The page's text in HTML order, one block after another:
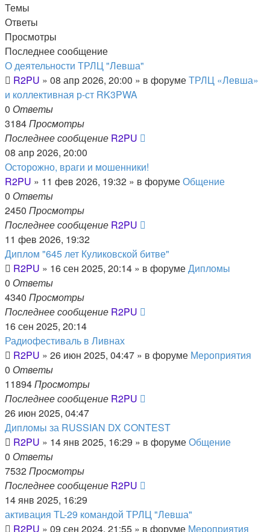
Темы
Ответы
Просмотры
Последнее сообщение
О деятельности ТРЛЦ "Левша"
R2PU » 08 апр 2026, 20:00 » в форумеТРЛЦ «Левша»
и коллективная р-ст RK3PWA
0 Ответы
3184Просмотры
Последнее сообщение R2PU
08 апр 2026, 20:00
Осторожно, враги и мошенники!
R2PU » 11 фев 2026, 19:32 » в форумеОбщение
0 Ответы
2450 Просмотры
Последнее сообщение R2PU
11 фев 2026, 19:32
Диплом "645 лет Куликовской битве"
R2PU » 16 сен 2025, 20:14 » в форумеДипломы
0 Ответы
4340 Просмотры
Последнее сообщение R2PU
16 сен 2025, 20:14
Радиофестиваль в Ливнах
R2PU » 26 июн 2025, 04:47 » в форуме Мероприятия
0 Ответы
11894Просмотры
Последнее сообщение R2PU
26 июн 2025, 04:47
Дипломы за RUSSIAN DX CONTEST
R2PU » 14 янв 2025, 16:29 » в форумеОбщение
0 Ответы
7532Просмотры
Последнее сообщение R2PU
14 янв 2025, 16:29
активация TL-29 командой ТРЛЦ "Левша"
R2PU » 09 сен 2024, 21:55 » в форуме Мероприятия